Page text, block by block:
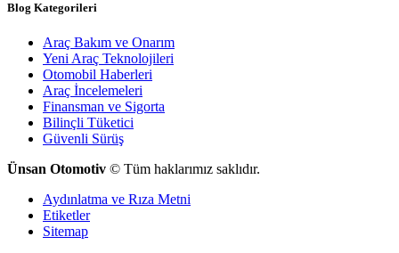
Blog Kategorileri
Araç Bakım ve Onarım
Yeni Araç Teknolojileri
Otomobil Haberleri
Araç İncelemeleri
Finansman ve Sigorta
Bilinçli Tüketici
Güvenli Sürüş
Ünsan Otomotiv © Tüm haklarımız saklıdır.
Aydınlatma ve Rıza Metni
Etiketler
Sitemap